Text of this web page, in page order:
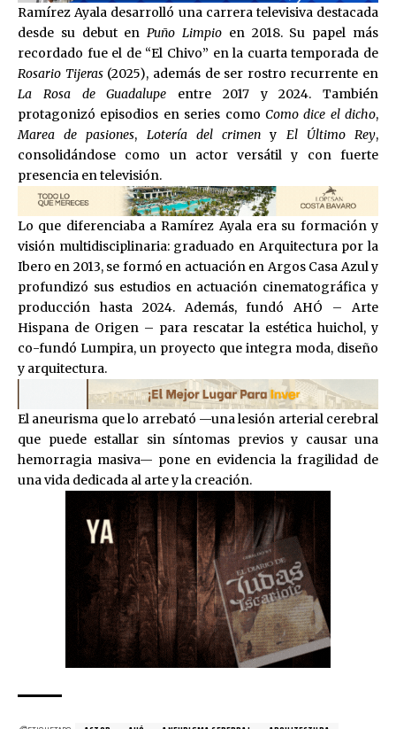
Ramírez Ayala desarrolló una carrera televisiva destacada
desde su debut enPuño Limpio en 2018. Su papel más
recordado fue el de “El Chivo” en la cuarta temporada de
Rosario Tijeras(2025), además de ser rostro recurrente en
La Rosa de Guadalupe entre 2017 y 2024. También
protagonizó episodios en series como Como dice el dicho,
Marea de pasiones, Lotería del crimen y El Último Rey,
consolidándose como un actor versátil y con fuerte
presencia en televisión.
Lo que diferenciaba a Ramírez Ayala era su formación y
visión multidisciplinaria: graduado en Arquitectura por la
Ibero en 2013, se formó en actuación en Argos Casa Azul y
profundizó sus estudios en actuación cinematográfica y
producción hasta 2024. Además, fundó AHÓ – Arte
Hispana de Origen – para rescatar la estética huichol, y
co-fundó Lumpira, un proyecto que integra moda, diseño
y arquitectura.
El aneurisma que lo arrebató —una lesión arterial cerebral
que puede estallar sin síntomas previos y causar una
hemorragia masiva— pone en evidencia la fragilidad de
una vida dedicada al arte y la creación.